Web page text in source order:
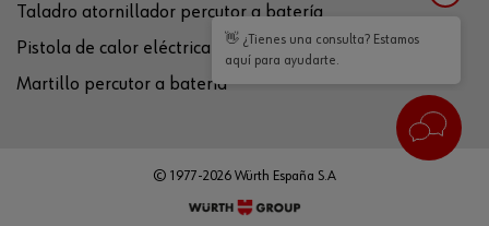
Taladro atornillador percutor a batería
Pistola de calor eléctrica
Martillo percutor a batería
© 1977-2026 Würth España S.A
👋 ¿Tienes una consulta? Estamos
aquí para ayudarte.